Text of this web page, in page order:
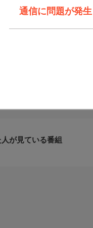
通信に問題が発
ワールド JAPAN
Ｎを放送しています。詳
が見ている番組